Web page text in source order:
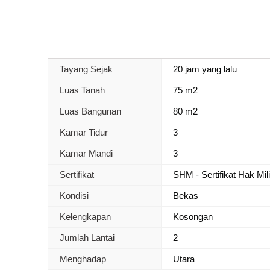
Tayang Sejak 20 jam yang lalu
Luas Tanah 75 m2
Luas Bangunan 80 m2
Kamar Tidur 3
Kamar Mandi 3
Sertifikat SHM - Sertifikat Hak
Kondisi Bekas
Kelengkapan Kosongan
Jumlah Lantai 2
Menghadap Utara